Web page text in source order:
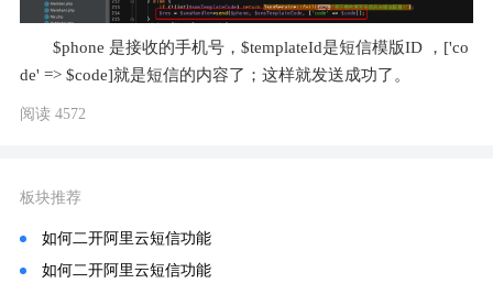
$phone 是接收的手机号 ，$templateId是短信模版ID ，['co
de' => $code]就是短信的内容了 ； 这样就发送成功了 。
阅读 4572
板块推荐
如何二开阿里云短信功能
如何二开阿里云短信功能